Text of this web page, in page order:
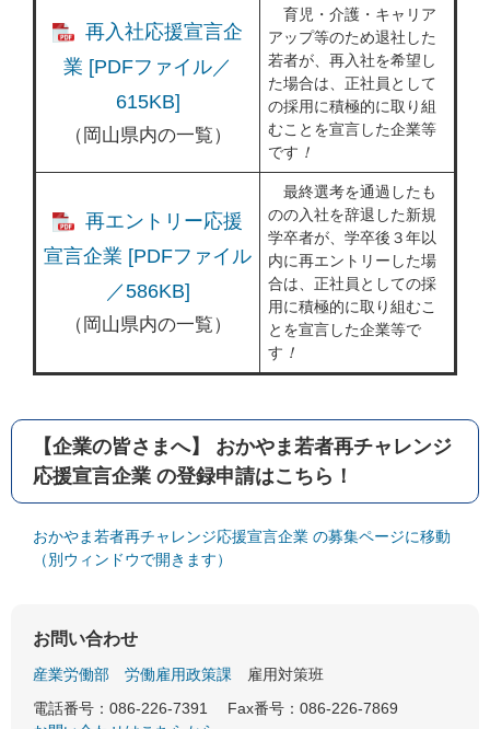
再入社応援宣言企
業 [PDFファイル／
615KB]
（岡山県内の一覧）
育児・介護・キャリア
アップ等のため退社した
若者が、再入社を希望し
た場合は、正社員として
の採用に積極的に取り組
むことを宣言した企業等
です ！
再エントリー応援
宣言企業 [PDFファイル
／586KB]
（岡山県内の一覧）
最終選考を通過したも
のの入社を辞退した新規
学卒者が、学卒後３年以
内に再エントリーした場
合は、正社員としての採
用に積極的に取り組むこ
とを宣言した企業等で
す ！
【企業の皆さまへ】 おかやま若者再チャレンジ
応援宣言企業 の登録申請はこちら！
おかやま若者再チャレンジ応援宣言企業 の募集ページに移動
（別ウィンドウで開きます）
お問い合わせ
産業労働部 労働雇用政策課
雇用対策班
電話番号：086-226-7391
Fax番号：086-226-7869